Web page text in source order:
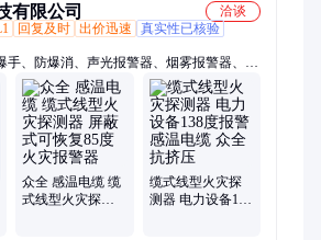
有限公司
洽谈
回复及时 出价迅速
真实性已核验
手、防爆消、声光报警器、烟雾报警器、通
电话模块、消防通讯、消防电话、感温电
音箱、感温火灾、消防按钮、电话主机、线
感温光纤、工业气体、防爆按钮、消防内
警控制器、总线操作盘
众全 感温电缆 缆
式线型火灾探测
缆式线型火灾探
测器 电力设备138